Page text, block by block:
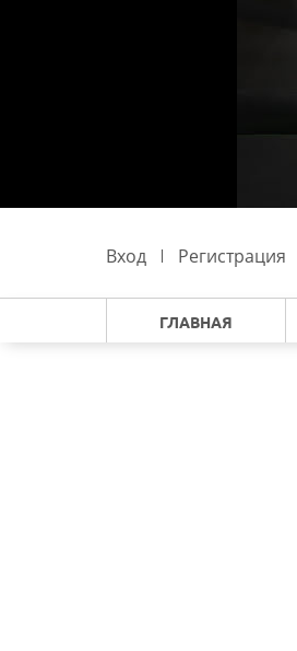
Вход Регистрация
ГЛАВНАЯ